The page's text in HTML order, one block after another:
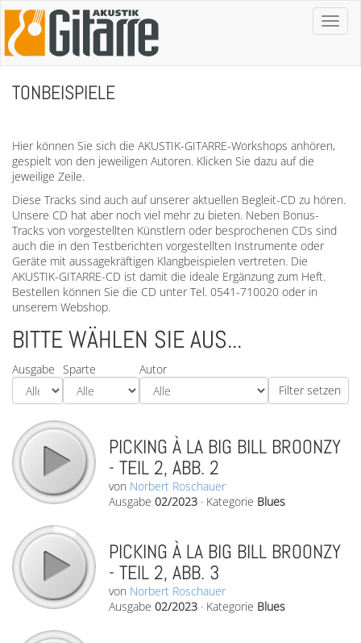
Toggle
TONBEISPIELE
Hier können Sie sich die AKUSTIK-GITARRE-Workshops anhören,
gespielt von den jeweiligen Autoren. Klicken Sie dazu auf die
jeweilige Zeile.
Diese Tracks sind auch auf unserer aktuellen Begleit-CD zu hören.
Unsere CD hat aber noch viel mehr zu bieten. Neben Bonus-
Tracks von vorgestellten Künstlern oder besprochenen CDs sind
auch die in den Testberichten vorgestellten Instrumente oder
Geräte mit aussagekräftigen Klangbeispielen vertreten. Die
AKUSTIK-GITARRE-CD ist damit die ideale Ergänzung zum Heft.
Bestellen können Sie die CD unter Tel. 0541-710020 oder in
unserem Webshop.
BITTE WÄHLEN SIE AUS...
Ausgabe Sparte Autor
PICKING À LA BIG BILL BROONZY
- TEIL 2, ABB. 2
von Norbert Roschauer
Ausgabe 02/2023 · Kategorie Blues
PICKING À LA BIG BILL BROONZY
- TEIL 2, ABB. 3
von Norbert Roschauer
Ausgabe 02/2023 · Kategorie Blues